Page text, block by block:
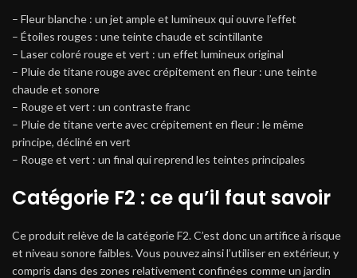
– Fleur blanche : un jet ample et lumineux qui ouvre l’effet
– Étoiles rouges : une teinte chaude et scintillante
– Laser coloré rouge et vert : un effet lumineux original
– Pluie de titane rouge avec crépitement en fleur : une teinte
chaude et sonore
– Rouge et vert : un contraste franc
– Pluie de titane verte avec crépitement en fleur : le même
principe, décliné en vert
– Rouge et vert : un final qui reprend les teintes principales
Catégorie F2 : ce qu’il faut savoir
Ce produit relève de la catégorie F2. C’est donc un artifice à risque
et niveau sonore faibles. Vous pouvez ainsi l’utiliser en extérieur, y
compris dans des zones relativement confinées comme un jardin